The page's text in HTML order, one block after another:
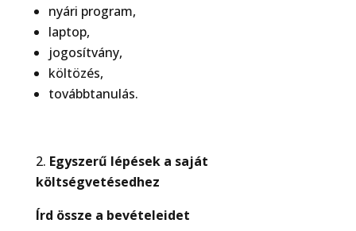
nyári program,
laptop,
jogosítvány,
költözés,
továbbtanulás.
Egyszerű lépések a saját
költségvetésedhez
Írd össze a bevételeidet